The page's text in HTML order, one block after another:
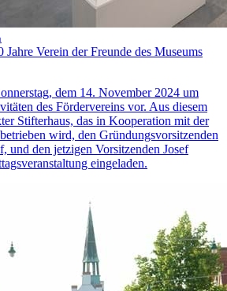
Verein der Freunde des Museums
dem 14. November 2024 um
des Fördervereins vor. Aus diesem
Stifterhaus, das in Kooperation mit der
wird, den Gründungsvorsitzenden
und den jetzigen Vorsitzenden Josef
eingeladen.